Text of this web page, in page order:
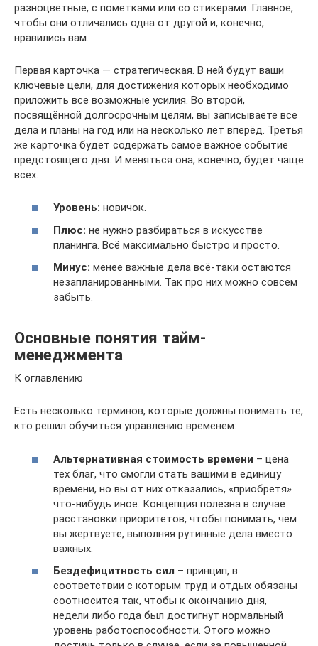
разноцветные, с пометками или со стикерами. Главное,
чтобы они отличались одна от другой и, конечно,
нравились вам.
Первая карточка — стратегическая. В ней будут ваши
ключевые цели, для достижения которых необходимо
приложить все возможные усилия. Во второй,
посвящённой долгосрочным целям, вы записываете все
дела и планы на год или на несколько лет вперёд. Третья
же карточка будет содержать самое важное событие
предстоящего дня. И меняться она, конечно, будет чаще
всех.
Уровень: новичок.
Плюс: не нужно разбираться в искусстве
планинга. Всё максимально быстро и просто.
Минус: менее важные дела всё-таки остаются
незапланированными. Так про них можно совсем
забыть.
Основные понятия тайм-
менеджмента
К оглавлению
Есть несколько терминов, которые должны понимать те,
кто решил обучиться управлению временем:
Альтернативная стоимость времени – цена
тех благ, что смогли стать вашими в единицу
времени, но вы от них отказались, «приобретя»
что-нибудь иное. Концепция полезна в случае
расстановки приоритетов, чтобы понимать, чем
вы жертвуете, выполняя рутинные дела вместо
важных.
Бездефицитность сил – принцип, в
соответствии с которым труд и отдых обязаны
соотносится так, чтобы к окончанию дня,
недели либо года был достигнут нормальный
уровень работоспособности. Этого можно